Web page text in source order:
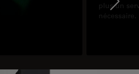
plus un
nécessaire.